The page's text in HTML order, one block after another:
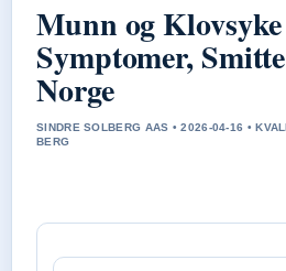
Munn og
Symptomer,
Norge
SINDRE SOLBERG AAS • 2026-04-16 •
BERG